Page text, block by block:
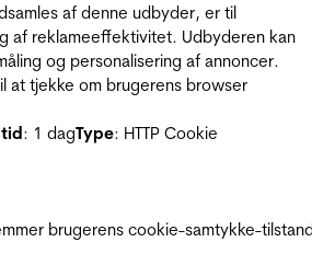
af denne udbyder, er til
af reklameeffektivitet. Udbyderen kan
og personalisering af annoncer.
at tjekke om brugerens browser
: 1 dagType: HTTP Cookie
brugerens cookie-samtykke-